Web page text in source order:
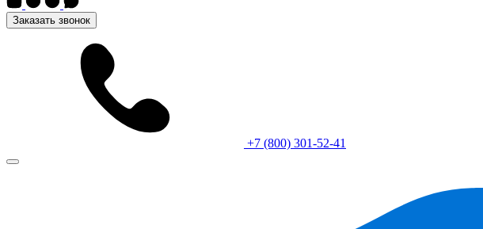
Заказать звонок
+7 (800) 301-52-41